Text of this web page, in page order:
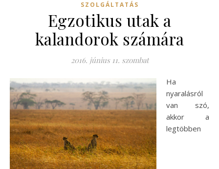
SZOLGÁLTATÁS
Egzotikus utak a
kalandorok számára
2016. június 11. szombat
Ha
nyaralásról
van szó,
akkor a
legtöbben